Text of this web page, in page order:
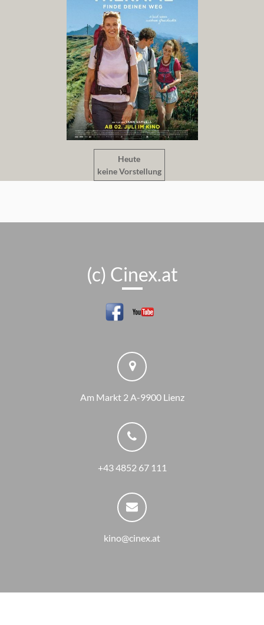
Heute
keine Vorstellung
(c) Cinex.at
Am Markt 2 A-9900 Lienz
+43 4852 67 111
kino@cinex.at